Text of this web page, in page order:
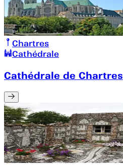
Chartres
Cathédrale
Cathédrale de Chartres